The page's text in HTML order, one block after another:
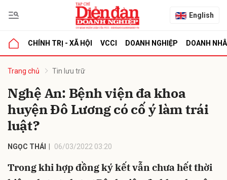
English
CHÍNH TRỊ - XÃ HỘI VCCI DOANH NGHIỆP DOANH
Trang chủ Tin lưu trữ
Nghệ An: Bệnh viện đa khoa
huyện Đô Lương có cố ý làm trái
luật?
NGỌC THÁI 06/03/2022 03:20
Trong khi hợp đồng ký kết vẫn chưa hết thời
luận
Hủy